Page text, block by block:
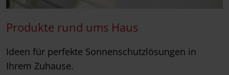
Produkte rund ums Haus
Ideen für perfekte Sonnenschutzlösungen in
Ihrem Zuhause.